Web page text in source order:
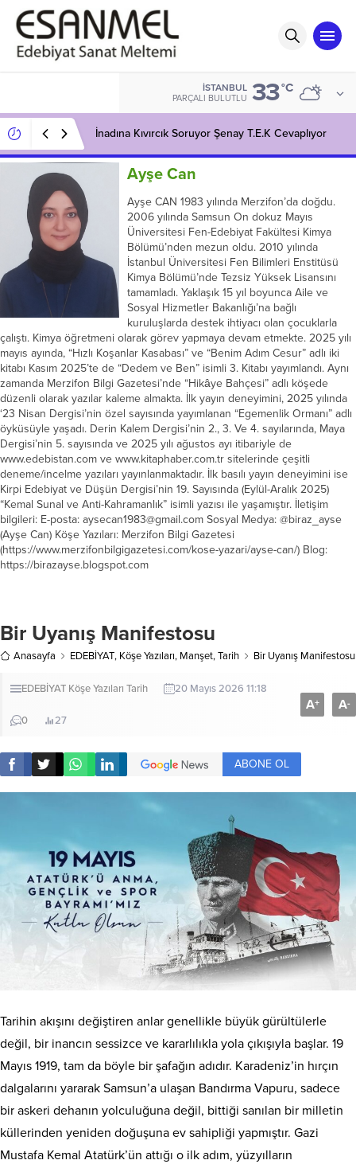
İSTANBUL
PARÇALI BULUTLU 33°C
İnadına Kıvırcık Soruyor Şenay T.E.K Cevaplıyor
Ayşe Can
Ayşe CAN 1983 yılında Merzifon’da doğdu.
2006 yılında Samsun On dokuz Mayıs
Üniversitesi Fen-Edebiyat Fakültesi Kimya
Bölümü’nden mezun oldu. 2010 yılında
İstanbul Üniversitesi Fen Bilimleri Enstitüsü
Kimya Bölümü’nde Tezsiz Yüksek Lisansını
tamamladı. Yaklaşık 15 yıl boyunca Aile ve
Sosyal Hizmetler Bakanlığı’na bağlı
kuruluşlarda destek ihtiyacı olan çocuklarla
çalıştı. Kimya öğretmeni olarak görev yapmaya devam etmekte. 2025 yılı
mayıs ayında, “Hızlı Koşanlar Kasabası” ve “Benim Adım Cesur” adlı iki
kitabı Kasım 2025’te de “Dedem ve Ben” isimli 3. Kitabı yayımlandı. Aynı
zamanda Merzifon Bilgi Gazetesi’nde “Hikâye Bahçesi” adlı köşede
düzenli olarak yazılar kaleme almakta. İlk yayın deneyimini, 2025 yılında
‘23 Nisan Dergisi’nin özel sayısında yayımlanan “Egemenlik Ormanı” adlı
öyküsüyle yaşadı. Derin Kalem Dergisi’nin 2., 3. Ve 4. sayılarında, Maya
Dergisi’nin 5. sayısında ve 2025 yılı ağustos ayı itibariyle de
www.edebistan.com ve www.kitaphaber.com.tr sitelerinde çeşitli
deneme/incelme yazıları yayınlanmaktadır. İlk basılı yayın deneyimini ise
Kirpi Edebiyat ve Düşün Dergisi’nin 19. Sayısında (Eylül-Aralık 2025)
“Kemal Sunal ve Anti-Kahramanlık” isimli yazısı ile yaşamıştır. İletişim
bilgileri: E-posta: aysecan1983@gmail.com Sosyal Medya: @biraz_ayse
(Ayşe Can) Köşe Yazıları: Merzifon Bilgi Gazetesi
(https://www.merzifonbilgigazetesi.com/kose-yazari/ayse-can/) Blog:
https://birazayse.blogspot.com
Bir Uyanış Manifestosu
Anasayfa EDEBİYAT, Köşe Yazıları, Manşet,Tarih Bir Uyanış Manifestosu
EDEBİYAT Köşe Yazıları Tarih 20 Mayıs 2026 11:18
0 27
A+ A-
ABONE OL
Tarihin akışını değiştiren anlar genellikle büyük gürültülerle
değil, bir inancın sessizce ve kararlılıkla yola çıkışıyla başlar. 19
Mayıs 1919, tam da böyle bir şafağın adıdır. Karadeniz’in hırçın
dalgalarını yararak Samsun’a ulaşan Bandırma Vapuru, sadece
bir askeri dehanın yolculuğuna değil, bittiği sanılan bir milletin
küllerinden yeniden doğuşuna ev sahipliği yapmıştır. Gazi
Mustafa Kemal Atatürk’ün attığı o ilk adım, yüzyılların